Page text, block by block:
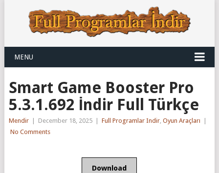
MENU
Smart Game Booster Pro
5.3.1.692 İndir Full Türkçe
Mendir December 18, 2025 Full Programlar Indir, Oyun Araçları
No Comments
Download